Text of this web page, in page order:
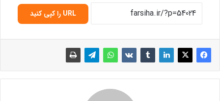
URL را کپی کنید